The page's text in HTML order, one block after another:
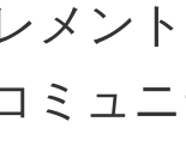
メン
ミュ